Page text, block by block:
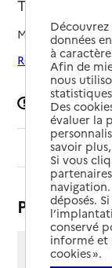
Thonon-les-
Mis à jour le12/
Rechercher les
Signaler
Sommaire
26 chemin
données
à
Afin de
nous
Des
évaluer la
savoir
Si vous
déposés.
conservé
informé et
cookies ».